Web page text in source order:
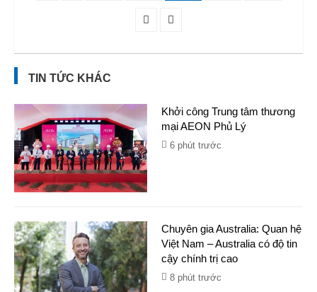
TIN TỨC KHÁC
Khởi công Trung tâm thương
mại AEON Phủ Lý
6 phút trước
Chuyên gia Australia: Quan hệ
Việt Nam – Australia có độ tin
cậy chính trị cao
8 phút trước